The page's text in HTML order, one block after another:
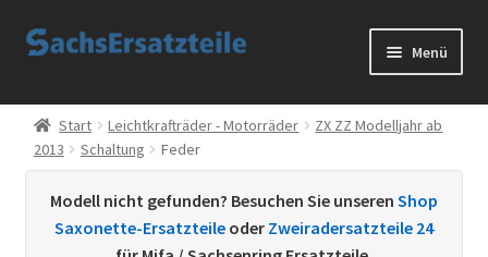
Zur
Zum
Menü
Start
AGB
Datenschutzerklärung
Start Leichtkrafträder - Motorräder
ZX ZZ Modelljahr ab
2013
Schaltung Feder
Modell nicht gefunden? Besuchen Sie unseren Shop
Saxonette-Ersatzteile oder Zweiradersatzteile 24